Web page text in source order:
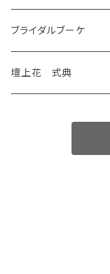
花苗
観葉植物
ブライダルブーケ
壇上花 式典